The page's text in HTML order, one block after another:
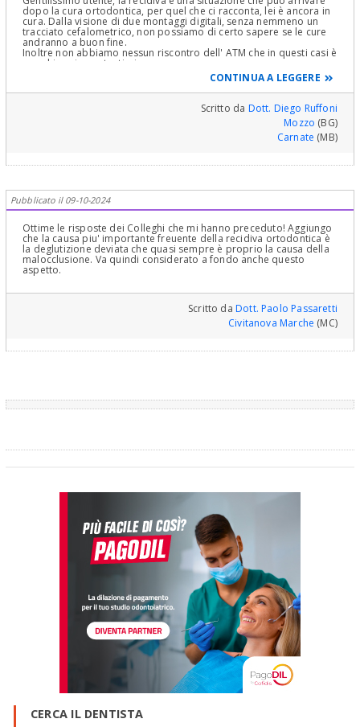
dopo la cura ortodontica, per quel che ci racconta, lei è ancora in
cura. Dalla visione di due montaggi digitali, senza nemmeno un
tracciato cefalometrico, non possiamo di certo sapere se le cure
andranno a buon fine.
Inoltre non abbiamo nessun riscontro dell' ATM che in questi casi è
una chiave importantissima.
Al momento è bene terminare le cure, poi se ci saranno
complicanze verranno affrontate nel migliore dei modi.
CONTINUA A LEGGERE
Scritto da Dott. Diego Ruffoni
Mozzo (BG)
Carnate (MB)
Pubblicato il 09-10-2024
Ottime le risposte dei Colleghi che mi hanno preceduto! Aggiungo
che la causa piu' importante freuente della recidiva ortodontica è
la deglutizione deviata che quasi sempre è proprio la causa della
malocclusione. Va quindi considerato a fondo anche questo
aspetto.
Scritto daDott. Paolo Passaretti
Civitanova Marche (MC)
CERCA IL DENTISTA